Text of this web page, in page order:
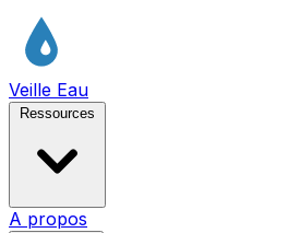
Veille Eau
Ressources
A propos